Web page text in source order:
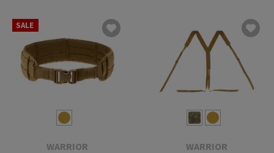
SALE
WARRIOR WARRIOR